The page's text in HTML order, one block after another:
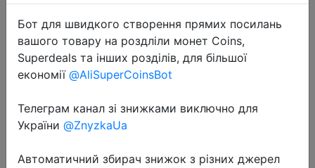
$15.83
Промокод:
Бот для швидкого створення прямих посилань
вашого товару на роздліли монет Coins,
Superdeals та інших розділів, для більшої
економії @AliSuperCoinsBot
Телеграм канал зі знижками виключно для
України @ZnyzkaUa
Автоматичний збирач знижок з різних джерел